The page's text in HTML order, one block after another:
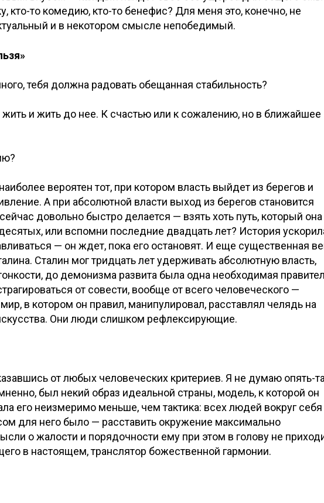
кто-то комедию, кто-то бенефис? Для меня это, конечно, не
и в некотором смысле непобедимый.
тебя должна радовать обещанная стабильность?
жить и жить до нее. К счастью или к сожалению, но в ближайшее
вероятен тот, при котором власть выйдет из берегов и
А при абсолютной власти выход из берегов становится
довольно быстро делается — взять хоть путь, который она
или вспомни последние двадцать лет? История
— он ждет, пока его остановят. И еще существенная
Сталин мог тридцать лет удерживать абсолютную власть,
до демонизма развита была одна необходимая
от совести, вообще от всего человеческого —
в котором он правил, манипулировал, расставлял челядь на
Они люди слишком рефлексирующие.
от любых человеческих критериев. Я не думаю опять-
был некий образ идеальной страны, модель, к которой он
его неизмеримо меньше, чем тактика: всех людей вокруг себя
для него было — расставить окружение максимально
о жалости и порядочности ему при этом в голову не
в настоящем, транслятор божественной гармонии.